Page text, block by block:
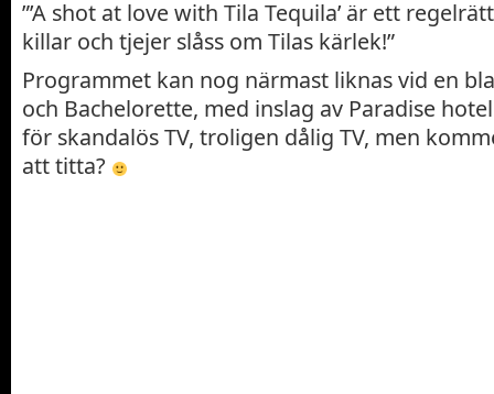
”’A shot at love with Tila Tequila’ är ett
killar och tjejer slåss om Tilas kärlek!”
Programmet kan nog närmast liknas vid en
och Bachelorette, med inslag av Paradise
för skandalös TV, troligen dålig TV, men
att titta?